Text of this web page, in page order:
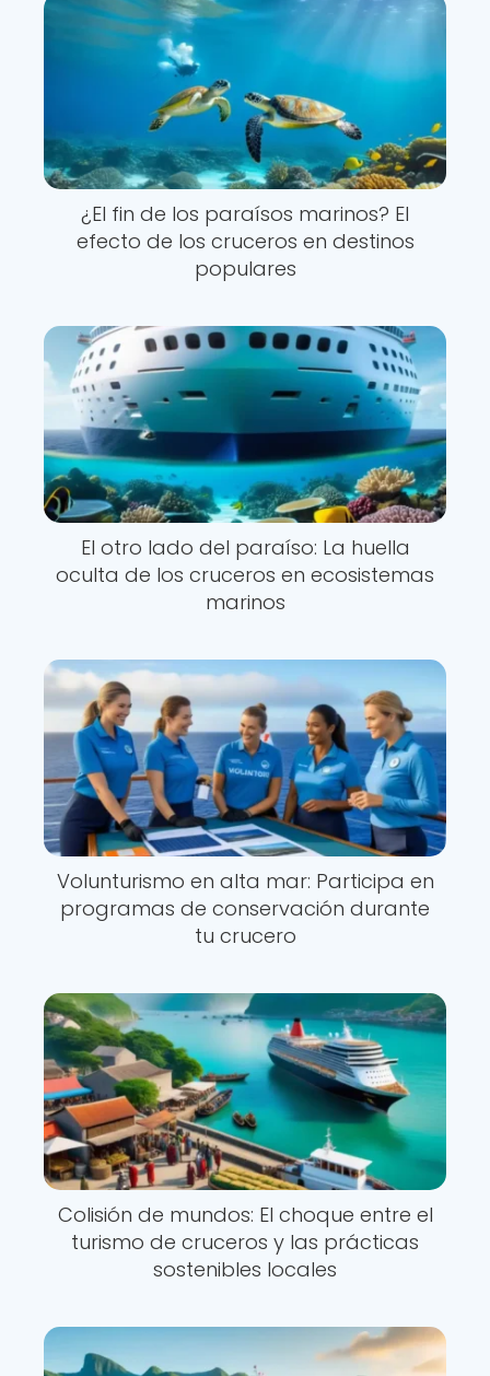
¿El fin de los paraísos marinos? El
efecto de los cruceros en destinos
populares
El otro lado del paraíso: La huella
oculta de los cruceros en ecosistemas
marinos
Volunturismo en alta mar: Participa en
programas de conservación durante
tu crucero
Colisión de mundos: El choque entre el
turismo de cruceros y las prácticas
sostenibles locales